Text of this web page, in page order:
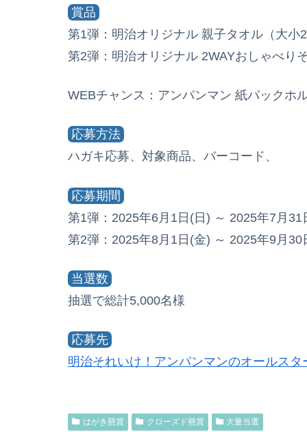
賞品
第1弾：明治オリジナル 親子タオル（大小
第2弾：明治オリジナル 2WAYおしゃべり
WEBチャンス：アンパンマン 紙パックホ
応募方法
ハガキ応募、対象商品、バーコード、
応募期間
第1弾：2025年6月1日(日) ～ 2025年7月
第2弾：2025年8月1日(金) ～ 2025年9月30
当選数
抽選で総計5,000名様
応募先
明治それいけ！アンパンマンのオールス
はがき懸賞 クローズド懸賞 大量当選